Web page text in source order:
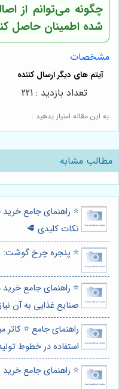
شده اطمینان حاصل
مشخصات
به این مقاله امتیاز بدهید :
تعداد بازدید : 221
مطالب مشابه
⭐️ راهنمای جامع
نکات کلیدی 🥩
⭐️ پنجره چرخ گوشت:
⭐️ راهنمای جامع خرید
صنایع غذایی به آن
راهنمای جامع ⭐️
استفاده در خطوط
⭐️ راهنمای جامع خرید